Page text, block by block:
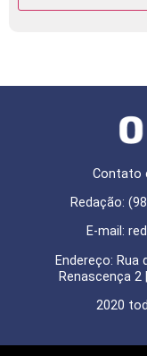
Contato
Redação:
E-mail:
Endereço: Rua
Renascença 2
2020